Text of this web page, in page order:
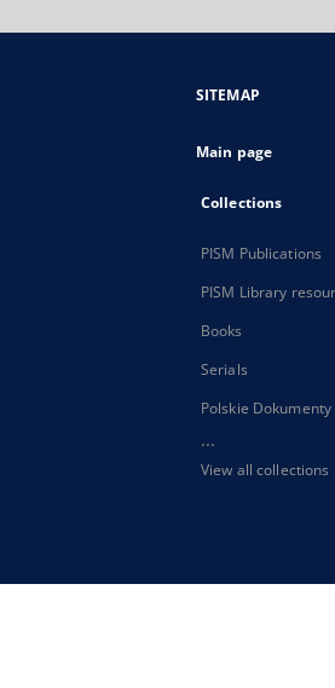
SITEMAP
Main page
Collections
PISM Publications
PISM Library
Books
Serials
Polskie
...
View all collections